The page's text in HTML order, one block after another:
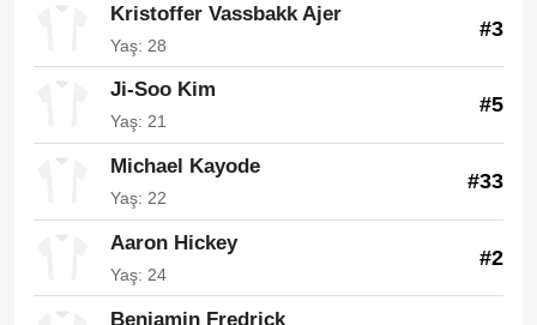
Kristoffer Vassbakk Ajer
Yaş: 28
#3
Ji-Soo Kim
Yaş: 21
#5
Michael Kayode
Yaş: 22
#33
Aaron Hickey
Yaş: 24
#2
Benjamin Fredrick